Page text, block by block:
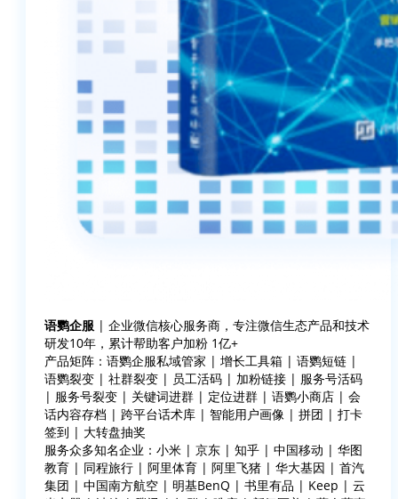
语鹦企服 | 企业微信核心服务商，专注微信生态产品和技术
研发10年，累计帮助客户加粉 1亿+
产品矩阵：语鹦企服私域管家 | 增长工具箱 | 语鹦短链 |
语鹦裂变 | 社群裂变 | 员工活码 | 加粉链接 | 服务号活码
| 服务号裂变 | 关键词进群 | 定位进群 | 语鹦小商店 | 会
话内容存档 | 跨平台话术库 | 智能用户画像 | 拼团 | 打卡
签到 | 大转盘抽奖
服务众多知名企业：小米 | 京东 | 知乎 | 中国移动 | 华图
教育 | 同程旅行 | 阿里体育 | 阿里飞猪 | 华大基因 | 首汽
集团 | 中国南方航空 | 明基BenQ | 书里有品 | Keep | 云